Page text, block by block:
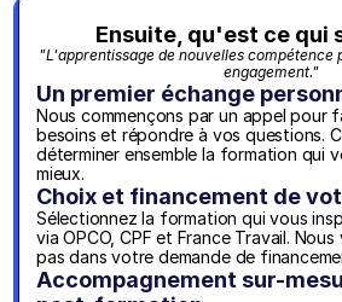
Ensuite, qu'est ce qui
"L'apprentissage de nouvelles compétence
engagement."
Un premier échange
Nous commençons par un appel pour
besoins et répondre à vos questions.
déterminer ensemble la formation qui
mieux.
Choix et financement de
Sélectionnez la formation qui vous
via OPCO, CPF et France Travail.
pas dans votre demande de
Accompagnement sur-